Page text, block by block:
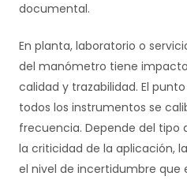
documental.
En planta, laboratorio o
del manómetro tiene
calidad y trazabilidad. El
todos los instrumentos se
frecuencia. Depende del tipo
la criticidad de la aplicación,
el nivel de incertidumbre que